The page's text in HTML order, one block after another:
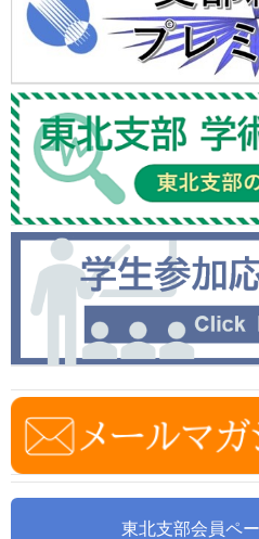
東北支部会員ペ